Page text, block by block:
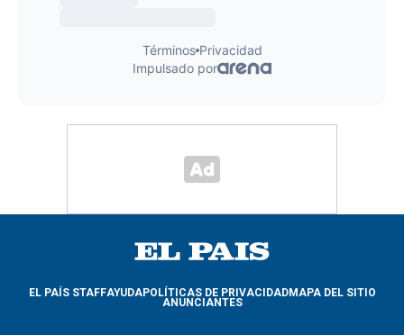
EL PAÍS STAFFAYUDAPOLÍTICAS DE PRIVACIDADMAPA DEL SITIO
ANUNCIANTES